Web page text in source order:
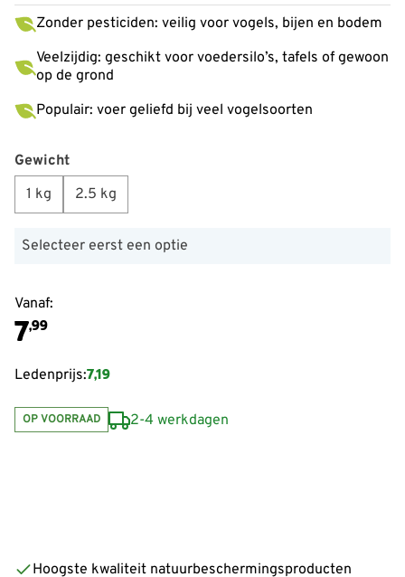
Zonder pesticiden: veilig voor vogels, bijen en bodem
Veelzijdig: geschikt voor voedersilo’s, tafels of gewoon
op de grond
Populair: voer geliefd bij veel vogelsoorten
Gewicht
1 kg
2.5 kg
Selecteer eerst een optie
Vanaf:
7,99
Ledenprijs:7,19
OP VOORRAAD 2-4 werkdagen
Hoogste kwaliteit natuurbeschermingsproducten